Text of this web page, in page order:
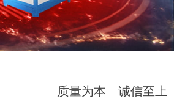
质量为本 诚信至上